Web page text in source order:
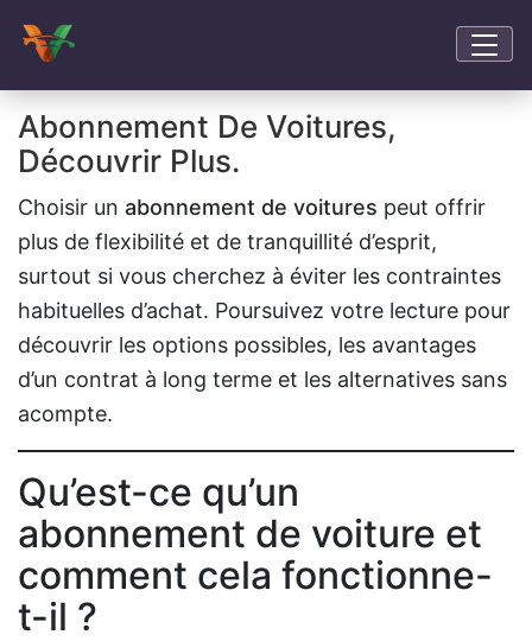
Abonnement De Voitures,
Découvrir Plus.
Choisir un abonnement de voitures peut offrir
plus de flexibilité et de tranquillité d’esprit,
surtout si vous cherchez à éviter les contraintes
habituelles d’achat. Poursuivez votre lecture pour
découvrir les options possibles, les avantages
d’un contrat à long terme et les alternatives sans
acompte.
Qu’est-ce qu’un
abonnement de voiture et
comment cela fonctionne-
t-il ?